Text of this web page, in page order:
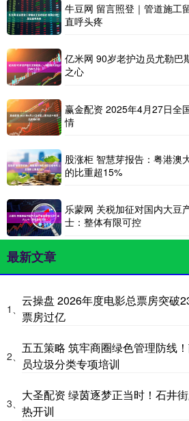
牛豆网 留言照登｜管道施工
直呼头疼
亿米网 90岁老护边员尤勒巴
之心
赢金配资 2025年4月27日全
情
股涨柜 智慧芽报告：粤港澳
的比重超15%
乐蒙网 关税加征对国内大豆
士：整体有限可控
最新文章
1、
云操盘 2026年度电影总票房突破
票房过亿
2、
五五策略 筑牢商圈绿色管理防线
员垃圾分类专项培训
3、
大圣配资 绿茵逐梦正当时！石井
热开训